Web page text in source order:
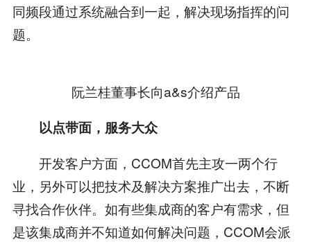
同频段通过系统融合到一起，解决现场指挥的问
题。
阮兰桂董事长向a&s介绍产品
以点带面，服务大众
开发客户方面，CCOM首先主攻一两个行
业，另外可以把技术及解决方案推广出去，不断
寻找合作伙伴。如有些集成商的客户有需求，但
是该集成商并不知道如何解决问题，CCOM会派